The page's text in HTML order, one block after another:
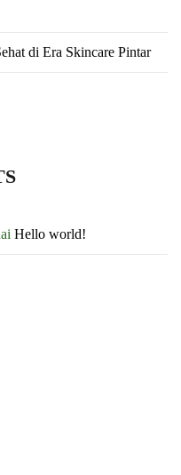
di Era Skincare Pintar
Hello world!